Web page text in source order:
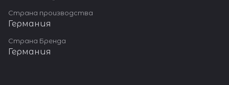
силикона по технологии
PlasmaTech для обеспечения
пыли и особой текстуры
поверхности.
Страна производства
Германия
Страна Бренда
Германия